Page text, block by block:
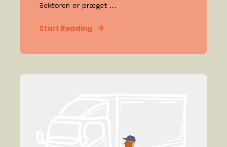
Sektoren er præget ...
Start Reading